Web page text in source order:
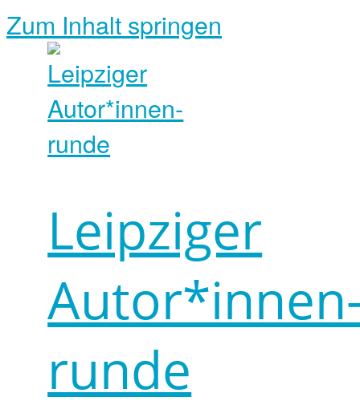
Zum Inhalt springen
Leipziger
runde